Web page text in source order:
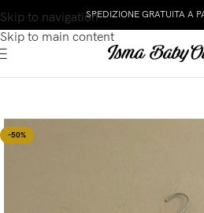
Skip to navigation
Skip to main content
SPEDIZIONE GRATUITA A
-50%